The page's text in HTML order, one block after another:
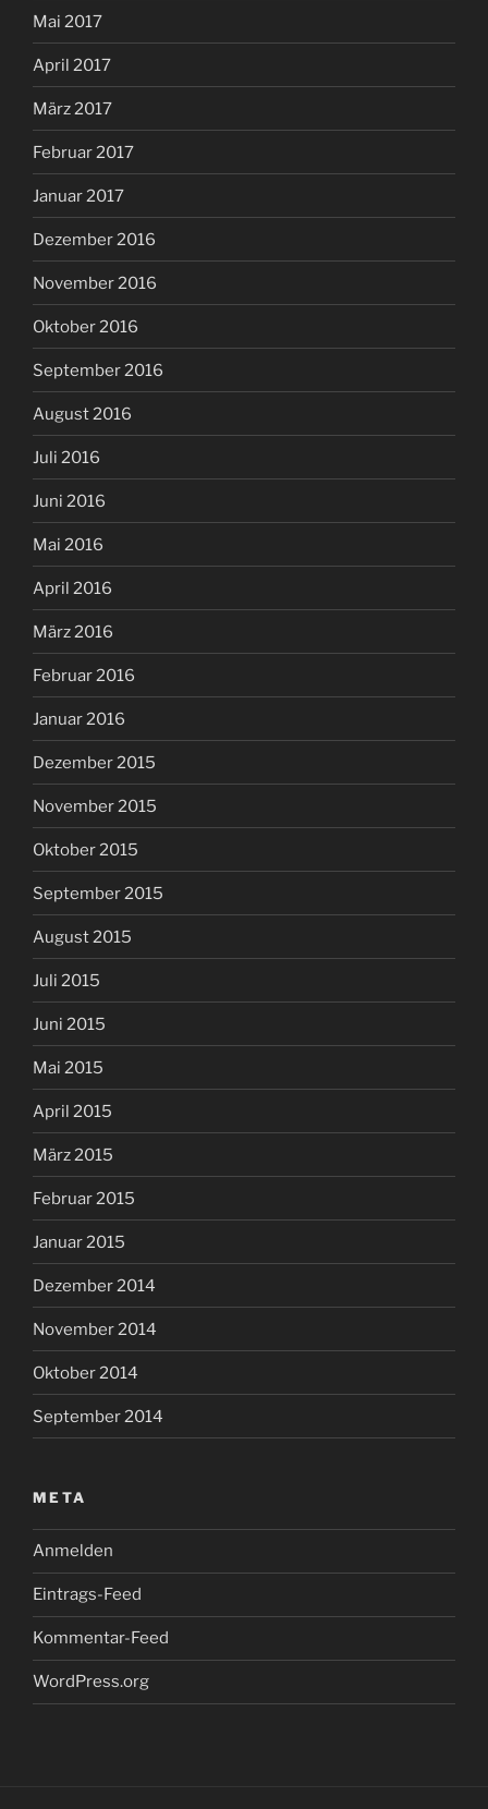
Mai 2017
April 2017
März 2017
Februar 2017
Januar 2017
Dezember 2016
November 2016
Oktober 2016
September 2016
August 2016
Juli 2016
Juni 2016
Mai 2016
April 2016
März 2016
Februar 2016
Januar 2016
Dezember 2015
November 2015
Oktober 2015
September 2015
August 2015
Juli 2015
Juni 2015
Mai 2015
April 2015
März 2015
Februar 2015
Januar 2015
Dezember 2014
November 2014
Oktober 2014
September 2014
META
Anmelden
Eintrags-Feed
Kommentar-Feed
WordPress.org